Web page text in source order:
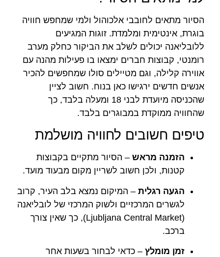
הסיור מתאים לחובבי אלכוהול ולמי שמחפש חוויה
בוגרת, אינטימית ומלמדת. זוגות המגיעים
ללובליאנה יכולים לשלב את הביקור כחלק מערב
רומנטי, קבוצות חברים ימצאו בו פעילות מהנה עם
אווירה קלילה, וגם מטיילים סולו שמחפשים להכיר
אנשים חדשים ירגישו כאן בנוח. חשוב לציין
שהכניסה מיועדת לבני 18 ומעלה בלבד, כך
שהחוויה ממוקדת במבוגרים בלבד.
טיפים חשובים לחוויה מושלמת
הזמנה מראש – הסיור מתקיים בקבוצות
קטנות, ולכן חשוב לשריין מקום מבעוד מועד.
הגעה רגלית – המיקום נמצא בלב העיר, קרוב
לגשרים המרכזיים ולשוק המרכזי של לובליאנה
(Ljubljana Central Market), כך שאין צורך
ברכב.
זמן מומלץ – כדאי לבחור בשעות אחר